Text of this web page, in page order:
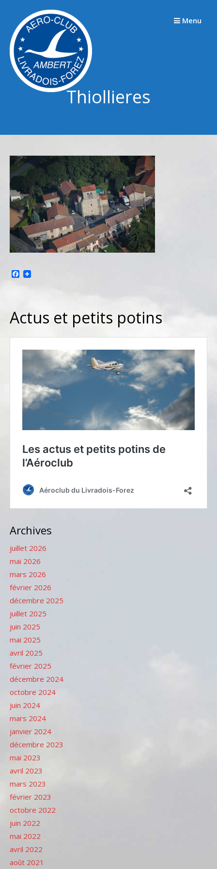
contenu
Menu
Thiollieres
Facebook
Actus et petits potins
Archives
juillet 2026
mai 2026
mars 2026
février 2026
décembre 2025
juillet 2025
juin 2025
mai 2025
avril 2025
février 2025
décembre 2024
octobre 2024
juin 2024
mars 2024
janvier 2024
décembre 2023
mai 2023
avril 2023
mars 2023
février 2023
octobre 2022
juin 2022
mai 2022
avril 2022
août 2021